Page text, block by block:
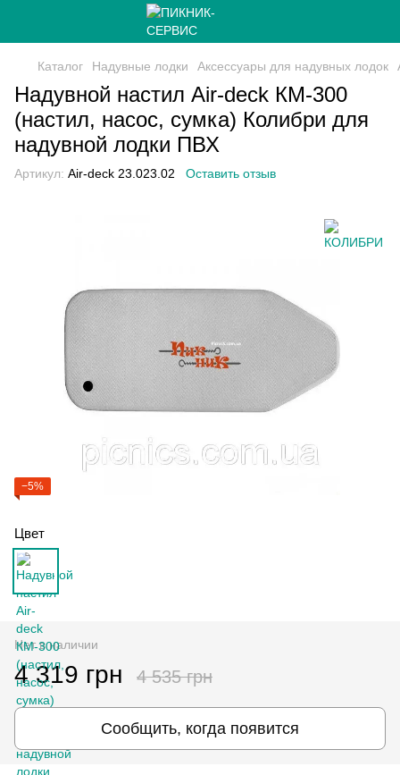
Каталог Надувные лодки Аксессуары для надувных лодок
Надувной настил Air-deck КМ-300
(настил, насос, сумка) Колибри для
надувной лодки ПВХ
Артикул: Air-deck 23.023.02 Оставить отзыв
−5%
Цвет
Нет в наличии
4 319 грн 4 535 грн
Сообщить, когда появится